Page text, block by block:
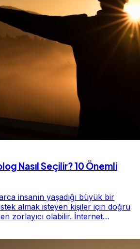
Nasıl Seçilir? 10 Önemli
insanın yaşadığı büyük bir
almak isteyen kişiler için doğru
zorlayıcı olabilir. İnternet